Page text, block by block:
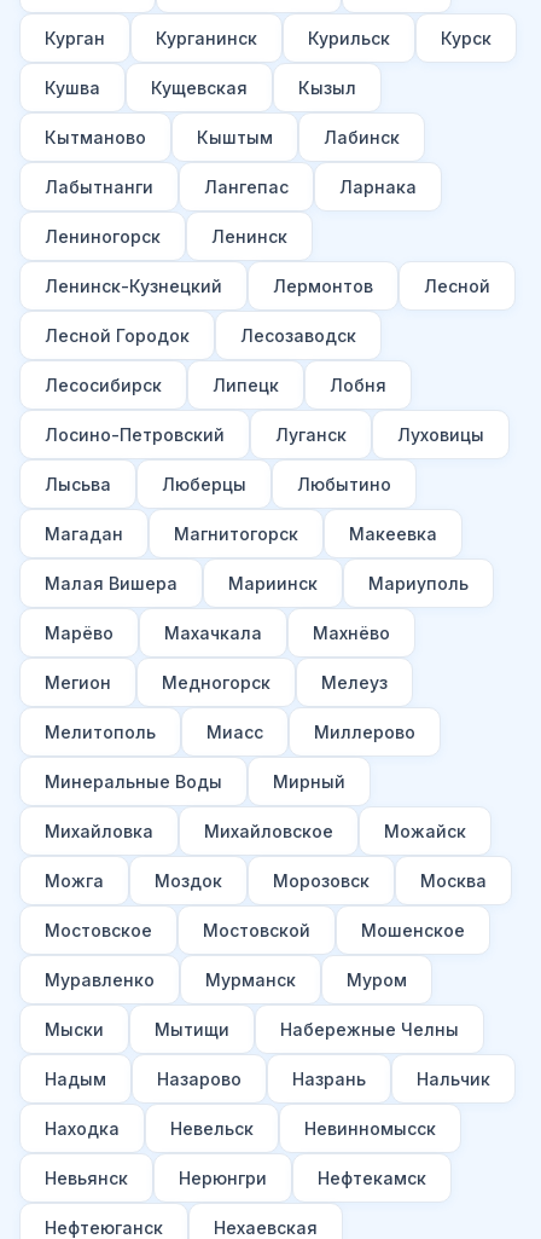
Курган Курганинск Курильск Курск
Кушва Кущевская Кызыл
Кытманово Кыштым Лабинск
Лабытнанги Лангепас Ларнака
Лениногорск Ленинск
Ленинск-Кузнецкий Лермонтов Лесной
Лесной Городок Лесозаводск
Лесосибирск Липецк Лобня
Лосино-Петровский Луганск Луховицы
Лысьва Люберцы Любытино
Магадан Магнитогорск Макеевка
Малая Вишера Мариинск Мариуполь
Марёво Махачкала Махнёво
Мегион Медногорск Мелеуз
Мелитополь Миасс Миллерово
Минеральные Воды Мирный
Михайловка Михайловское Можайск
Можга Моздок Морозовск Москва
Мостовское Мостовской Мошенское
Муравленко Мурманск Муром
Мыски Мытищи Набережные Челны
Надым Назарово Назрань Нальчик
Находка Невельск Невинномысск
Невьянск Нерюнгри Нефтекамск
Нефтеюганск Нехаевская